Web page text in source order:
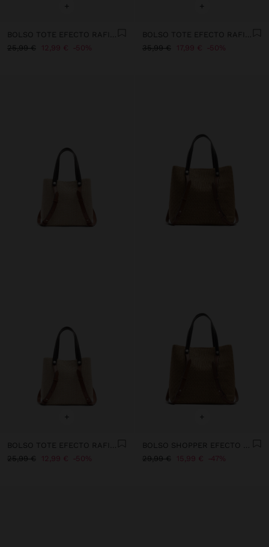
+
25,99 €
12,99 € 50%
+
35,99 €
17,99 € 50%
+
BOLSO TOTE EFECTO RAFIA CON ASAS VERSÁTILES
25,99 €
12,99 € 50%
+
BOLSO SHOPPER EFECTO RAFIA CON ASAS VERSÁTILES
29,99 €
15,99 € 47%